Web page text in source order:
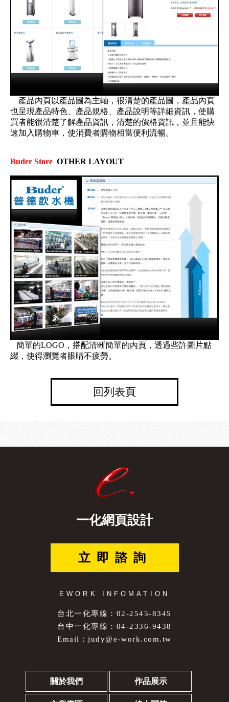
產品內頁以產品圖為主軸，很清楚的產品圖，產品內頁
也呈現產品特色、產品規格、產品說明等詳細資訊，使購
買者能很清楚了解產品資訊，清楚的價格資訊，並且能快
速加入購物車，使消費者購物相當便利流暢。
Buder Store OTHER LAYOUT
簡單的LOGO，搭配清晰簡單的內頁，透過些許圖片點
綴，使得瀏覽者眼睛不疲勞。
回列表頁
一化網頁設計
立即諮詢
EWORK INFOMATION
台北一化專線：02-2545-8345
台中一化專線：04-2336-9438
Email：judy@e-work.com.tw
關於我們 作品展示